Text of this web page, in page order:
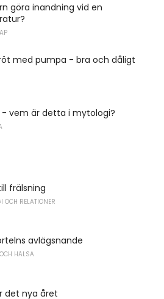
göra inandning vid en
med pumpa - bra och dåligt
- vem är detta i mytologi?
frälsning
OCH RELATIONER
avlägsnande
HÄLSA
det nya året